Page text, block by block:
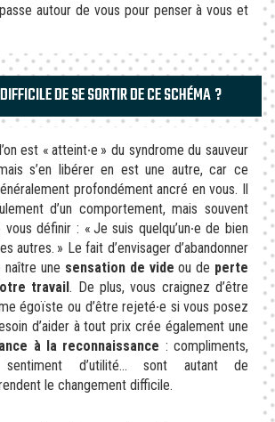
autour de vous pour penser à vous et
DE SE SORTIR DE CE SCHÉMA ?
est « atteint∙e » du syndrome du sauveur
s’en libérer en est une autre, car ce
profondément ancré en vous. Il
d’un comportement, mais souvent
vous définir : « Je suis quelqu’un∙e de bien
autres. » Le fait d’envisager d’abandonner
une sensation de vide ou de perte
travail. De plus, vous craignez d’être
égoïste ou d’être rejeté∙e si vous posez
d’aider à tout prix crée également une
à la reconnaissance : compliments,
sentiment d’utilité… sont autant de
le changement difficile.